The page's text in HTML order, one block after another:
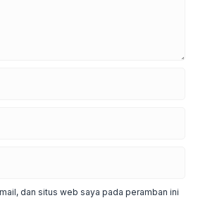
dan situs web saya pada peramban ini